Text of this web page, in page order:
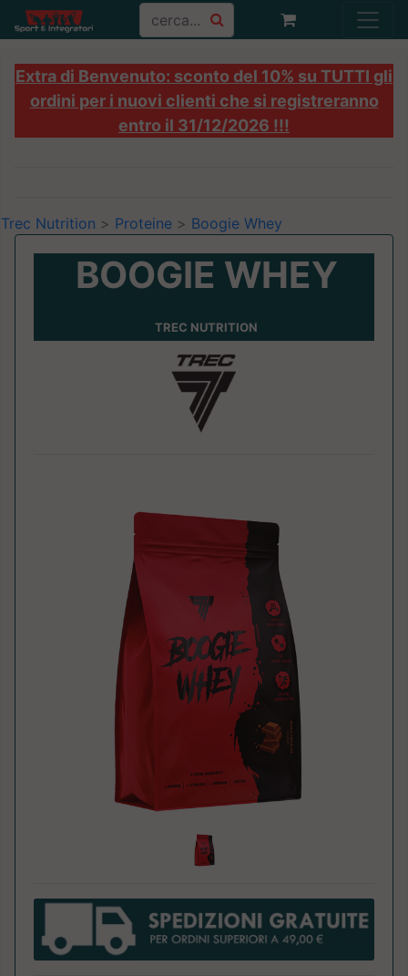
Extra di Benvenuto: sconto del 10% su TUTTI gli
ordini per i nuovi clienti che si registreranno
entro il 31/12/2026 !!!
Trec Nutrition > Proteine > Boogie Whey
BOOGIE WHEY
TREC NUTRITION